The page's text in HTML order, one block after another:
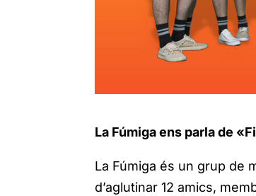
La Fúmiga ens parla de
La Fúmiga és un grup de
d’aglutinar 12 amics,